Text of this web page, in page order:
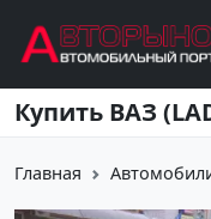
Перейти к
Главная